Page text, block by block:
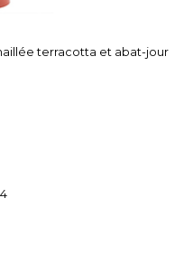
terracotta et abat-jour